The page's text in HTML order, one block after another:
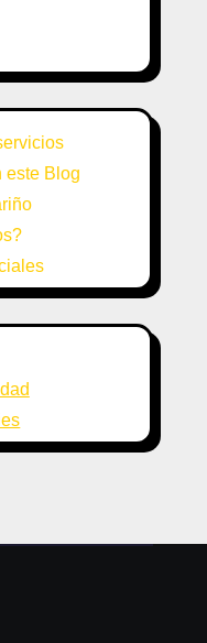
este Blog